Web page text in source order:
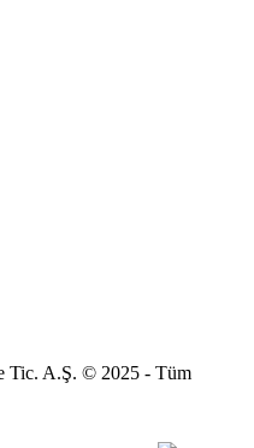
Tic. A.Ş. © 2025 - Tüm